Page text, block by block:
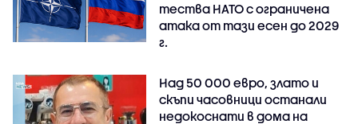
тества НАТО с ограничена
атака от тази есен до 2029
г.
Над 50 000 евро, злато и
скъпи часовници останали
недокоснати в дома на